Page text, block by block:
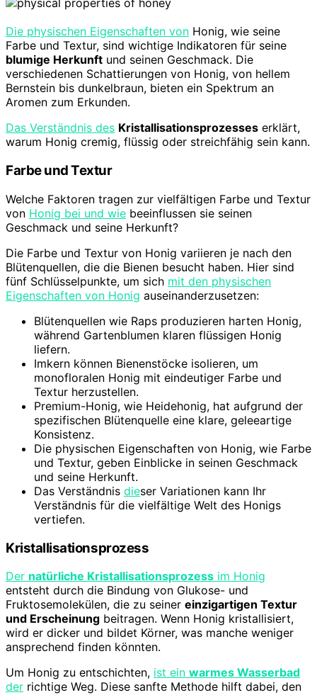
Die physischen Eigenschaften von Honig, wie seine
Farbe und Textur, sind wichtige Indikatoren für seine
blumige Herkunft und seinen Geschmack. Die
verschiedenen Schattierungen von Honig, von hellem
Bernstein bis dunkelbraun, bieten ein Spektrum an
Aromen zum Erkunden.
Das Verständnis des Kristallisationsprozesses erklärt,
warum Honig cremig, flüssig oder streichfähig sein kann.
Farbe und Textur
Welche Faktoren tragen zur vielfältigen Farbe und Textur
von Honig bei und wie beeinflussen sie seinen
Geschmack und seine Herkunft?
Die Farbe und Textur von Honig variieren je nach den
Blütenquellen, die die Bienen besucht haben. Hier sind
fünf Schlüsselpunkte, um sich mit den physischen
Eigenschaften von Honig auseinanderzusetzen:
Blütenquellen wie Raps produzieren harten Honig,
während Gartenblumen klaren flüssigen Honig
liefern.
Imkern können Bienenstöcke isolieren, um
monofloralen Honig mit eindeutiger Farbe und
Textur herzustellen.
Premium-Honig, wie Heidehonig, hat aufgrund der
spezifischen Blütenquelle eine klare, geleeartige
Konsistenz.
Die physischen Eigenschaften von Honig, wie Farbe
und Textur, geben Einblicke in seinen Geschmack
und seine Herkunft.
Das Verständnis dieser Variationen kann Ihr
Verständnis für die vielfältige Welt des Honigs
vertiefen.
Kristallisationsprozess
Der natürliche Kristallisationsprozess im Honig
entsteht durch die Bindung von Glukose- und
Fruktosemolekülen, die zu seiner einzigartigen Textur
und Erscheinung beitragen. Wenn Honig kristallisiert,
wird er dicker und bildet Körner, was manche weniger
ansprechend finden könnten.
Um Honig zu entschichten, ist ein warmes Wasserbad
der richtige Weg. Diese sanfte Methode hilft dabei, den